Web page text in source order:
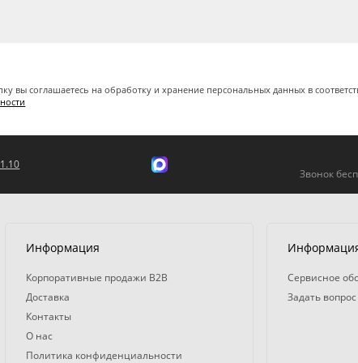
вы соглашаетесь на обработку и хранение персональных данных в
Звонок
Информация
Корпоративные продажи B2B
Доставка
Контакты
О нас
Политика конфиденциальности
Сервисное
Задать вопрос